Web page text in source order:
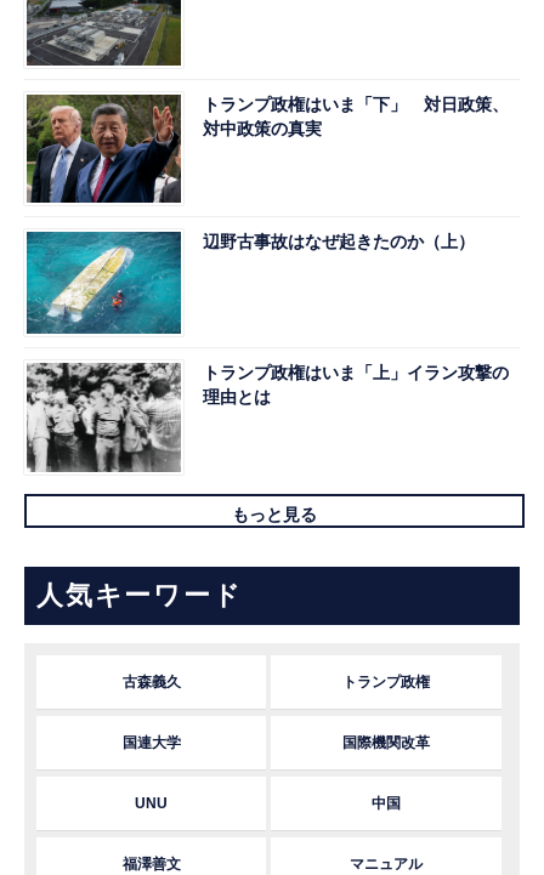
トランプ政権はいま「下」 対日政策、
対中政策の真実
辺野古事故はなぜ起きたのか（上）
トランプ政権はいま「上」イラン攻撃の
理由とは
もっと見る
人気キーワード
古森義久 トランプ政権
国連大学 国際機関改革
UNU 中国
福澤善文 マニュアル